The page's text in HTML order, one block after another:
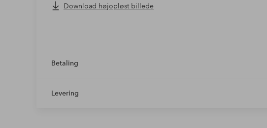
Download højopløst billede
Betaling
Levering